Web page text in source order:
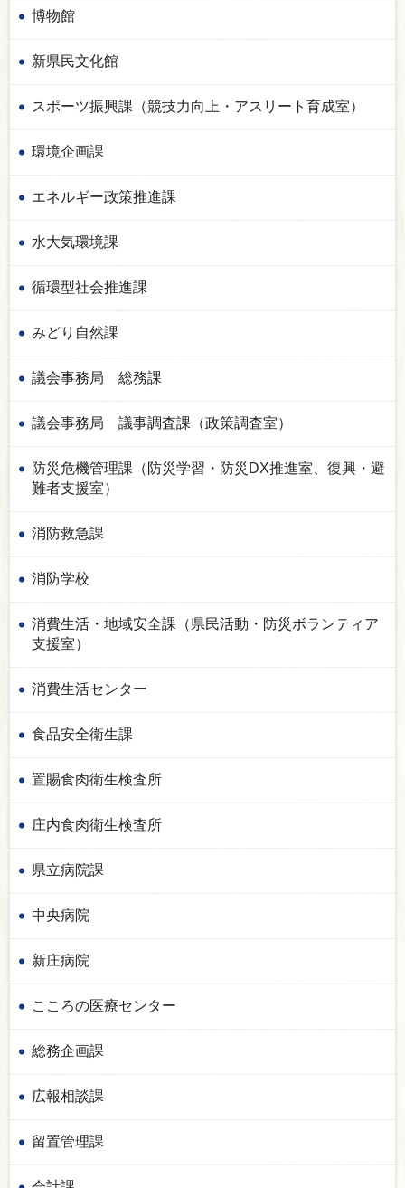
博物館
新県民文化館
スポーツ振興課（競技力向上・アスリート育成室）
環境企画課
エネルギー政策推進課
水大気環境課
循環型社会推進課
みどり自然課
議会事務局 総務課
議会事務局 議事調査課（政策調査室）
防災危機管理課（防災学習・防災DX推進室、復興・避
難者支援室）
消防救急課
消防学校
消費生活・地域安全課（県民活動・防災ボランティア
支援室）
消費生活センター
食品安全衛生課
置賜食肉衛生検査所
庄内食肉衛生検査所
県立病院課
中央病院
新庄病院
こころの医療センター
総務企画課
広報相談課
留置管理課